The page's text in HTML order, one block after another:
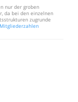
nur der groben
da bei den einzelnen
zugrunde